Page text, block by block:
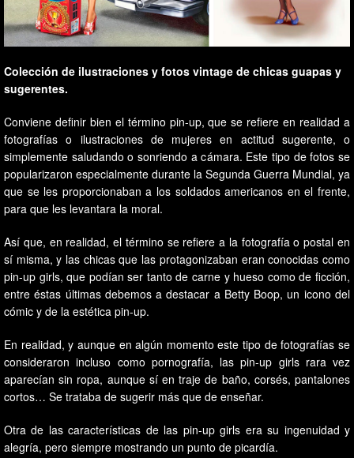
Colección de ilustraciones y fotos vintage de chicas guapas y
sugerentes.
Conviene definir bien el término pin-up, que se refiere en realidad a
fotografías o ilustraciones de mujeres en actitud sugerente, o
simplemente saludando o sonriendo a cámara. Este tipo de fotos se
popularizaron especialmente durante la Segunda Guerra Mundial, ya
que se les proporcionaban a los soldados americanos en el frente,
para que les levantara la moral.
Así que, en realidad, el término se refiere a la fotografía o postal en
sí misma, y las chicas que las protagonizaban eran conocidas como
pin-up girls, que podían ser tanto de carne y hueso como de ficción,
entre éstas últimas debemos a destacar a Betty Boop, un icono del
cómic y de la estética pin-up.
En realidad, y aunque en algún momento este tipo de fotografías se
consideraron incluso como pornografía, las pin-up girls rara vez
aparecían sin ropa, aunque sí en traje de baño, corsés, pantalones
cortos… Se trataba de sugerir más que de enseñar.
Otra de las características de las pin-up girls era su ingenuidad y
alegría, pero siempre mostrando un punto de picardía.